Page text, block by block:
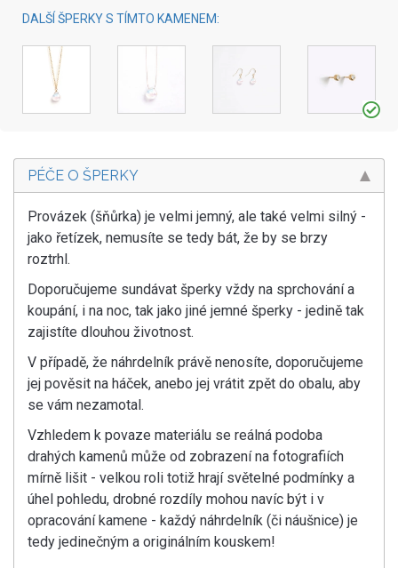
DALŠÍ ŠPERKY S TÍMTO KAMENEM:
PÉČE O ŠPERKY
Provázek (šňůrka) je velmi jemný, ale také velmi silný -
jako řetízek, nemusíte se tedy bát, že by se brzy
roztrhl.
Doporučujeme sundávat šperky vždy na sprchování a
koupání, i na noc, tak jako jiné jemné šperky - jedině tak
zajistíte dlouhou životnost.
V případě, že náhrdelník právě nenosíte, doporučujeme
jej pověsit na háček, anebo jej vrátit zpět do obalu, aby
se vám nezamotal.
Vzhledem k povaze materiálu se reálná podoba
drahých kamenů může od zobrazení na fotografiích
mírně lišit - velkou roli totiž hrají světelné podmínky a
úhel pohledu, drobné rozdíly mohou navíc být i v
opracování kamene - každý náhrdelník (či náušnice) je
tedy jedinečným a originálním kouskem!